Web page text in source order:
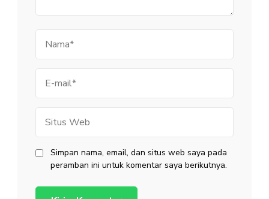
mail
Web
Simpan nama, email, dan situs web saya pada
peramban ini untuk komentar saya berikutnya.